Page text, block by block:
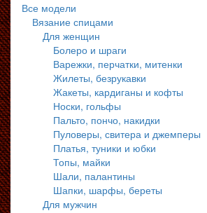
Все модели
Вязание спицами
Для женщин
Болеро и шраги
Варежки, перчатки, митенки
Жилеты, безрукавки
Жакеты, кардиганы и кофты
Носки, гольфы
Пальто, пончо, накидки
Пуловеры, свитера и джемперы
Платья, туники и юбки
Топы, майки
Шали, палантины
Шапки, шарфы, береты
Для мужчин